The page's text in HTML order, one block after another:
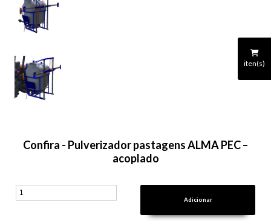
iten(s)
Confira - Pulverizador pastagens ALMA PEC –
acoplado